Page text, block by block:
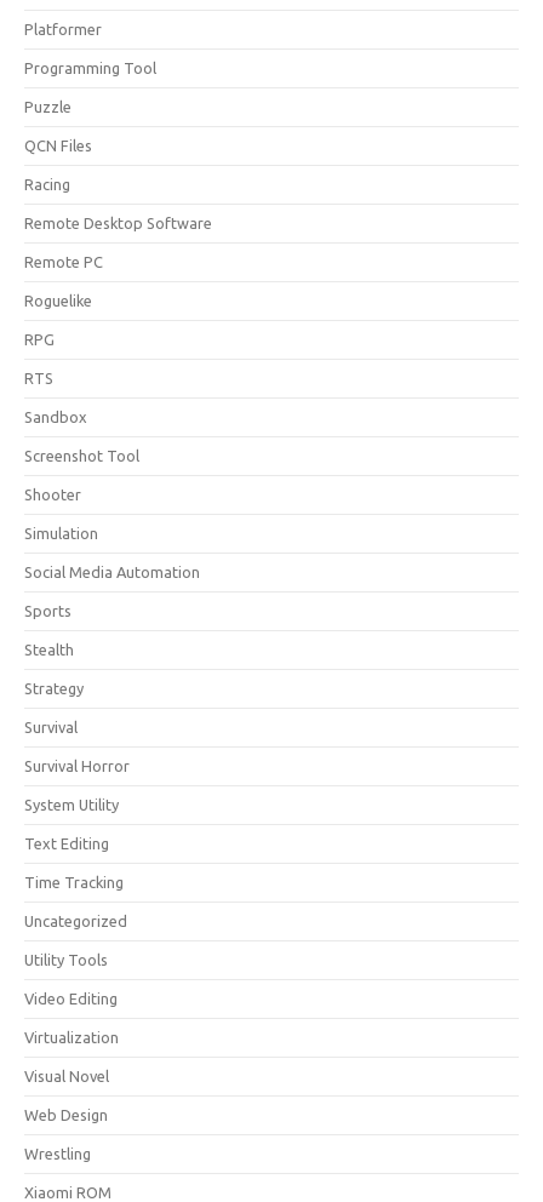
Platformer
Programming Tool
Puzzle
QCN Files
Racing
Remote Desktop Software
Remote PC
Roguelike
RPG
RTS
Sandbox
Screenshot Tool
Shooter
Simulation
Social Media Automation
Sports
Stealth
Strategy
Survival
Survival Horror
System Utility
Text Editing
Time Tracking
Uncategorized
Utility Tools
Video Editing
Virtualization
Visual Novel
Web Design
Wrestling
Xiaomi ROM